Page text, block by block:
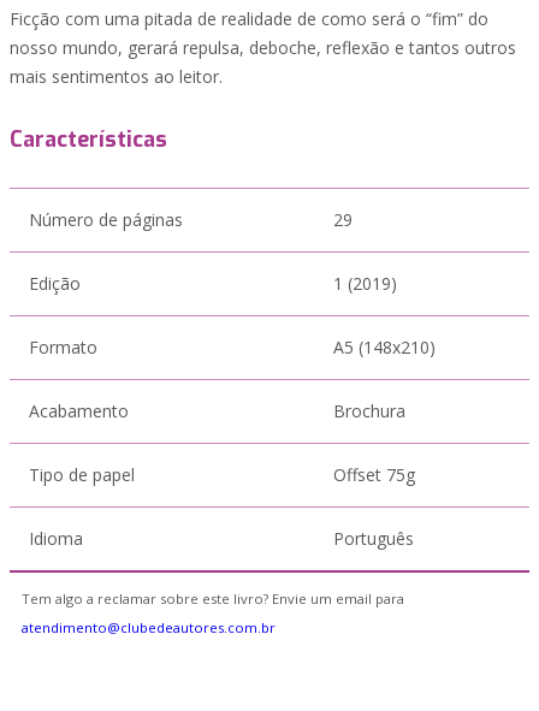
Ficção com uma pitada de realidade de como será o “fim” do
nosso mundo, gerará repulsa, deboche, reflexão e tantos outros
mais sentimentos ao leitor.
Características
Número de páginas 29
Edição 1 (2019)
Formato A5 (148x210)
Acabamento Brochura
Tipo de papel Offset 75g
Idioma Português
Tem algo a reclamar sobre este livro? Envie um email para
atendimento@clubedeautores.com.br